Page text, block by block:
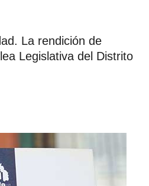
La rendición de
Legislativa del Distrito